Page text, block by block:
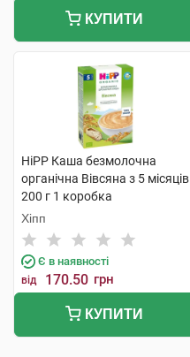
КУПИТИ
HiPP Каша безмолочна
органічна Вівсяна з 5 місяців
200 г 1 коробка
Хіпп
Є в наявності
від 170.50 грн
КУПИТИ